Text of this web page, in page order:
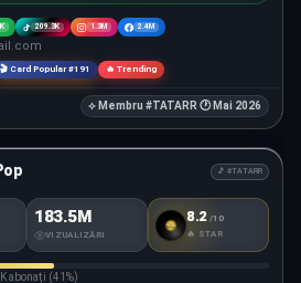
209.3K 1.3M 2.4M
🎬 Card Popular #191 🔥 Trending
⟡ Membru #TATARR 🕐 Mai 2026
🎵 #TATARR
183.5M
VIZUALIZĂRI
8.2 /10
🔥 STAR
abonați (41%)